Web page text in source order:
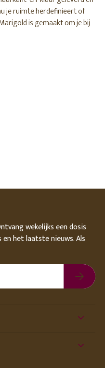
je ruimte herdefinieert of
is gemaakt om je bij
wekelijks een dosis
het laatste nieuws. Als